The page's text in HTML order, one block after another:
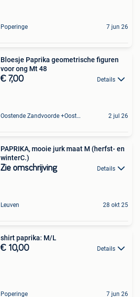
Poperinge 7 jun 26
Bloesje Paprika geometrische figuren
voor ong Mt 48
€ 7,00 Details
Oostende Zandvoorde +Oostende 2 jul 26
PAPRIKA, mooie jurk maat M (herfst- en
winterC.)
Zie omschrijving Details
Leuven 28 okt 25
shirt paprika: M/L
€ 10,00 Details
Poperinge 7 jun 26